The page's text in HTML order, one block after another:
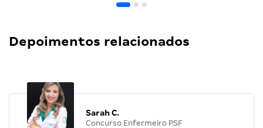
Depoimentos relacionados
Sarah C.
Concurso Enfermeiro PSF